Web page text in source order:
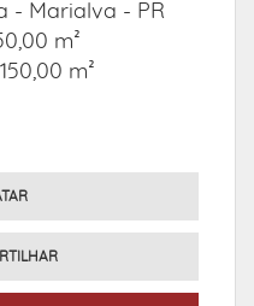
- Marialva - PR
m²
m²